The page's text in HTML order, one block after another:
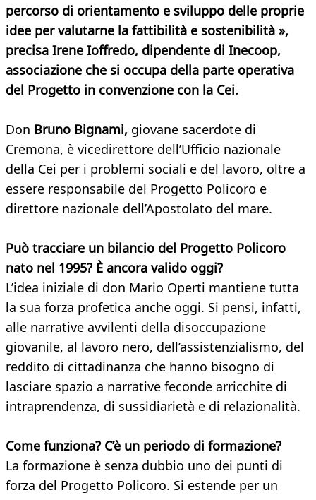
percorso di orientamento e sviluppo delle proprie
idee per valutarne la fattibilità e sostenibilità »,
precisa Irene Ioffredo, dipendente di Inecoop,
associazione che si occupa della parte operativa
del Progetto in convenzione con la Cei.
Don Bruno Bignami, giovane sacerdote di
Cremona, è vicedirettore dell’Ufficio nazionale
della Cei per i problemi sociali e del lavoro, oltre a
essere responsabile del Progetto Policoro e
direttore nazionale dell’Apostolato del mare.
Può tracciare un bilancio del Progetto Policoro
nato nel 1995? È ancora valido oggi?
L’idea iniziale di don Mario Operti mantiene tutta
la sua forza profetica anche oggi. Si pensi, infatti,
alle narrative avvilenti della disoccupazione
giovanile, al lavoro nero, dell’assistenzialismo, del
reddito di cittadinanza che hanno bisogno di
lasciare spazio a narrative feconde arricchite di
intraprendenza, di sussidiarietà e di relazionalità.
Come funziona? C’è un periodo di formazione?
La formazione è senza dubbio uno dei punti di
forza del Progetto Policoro. Si estende per un